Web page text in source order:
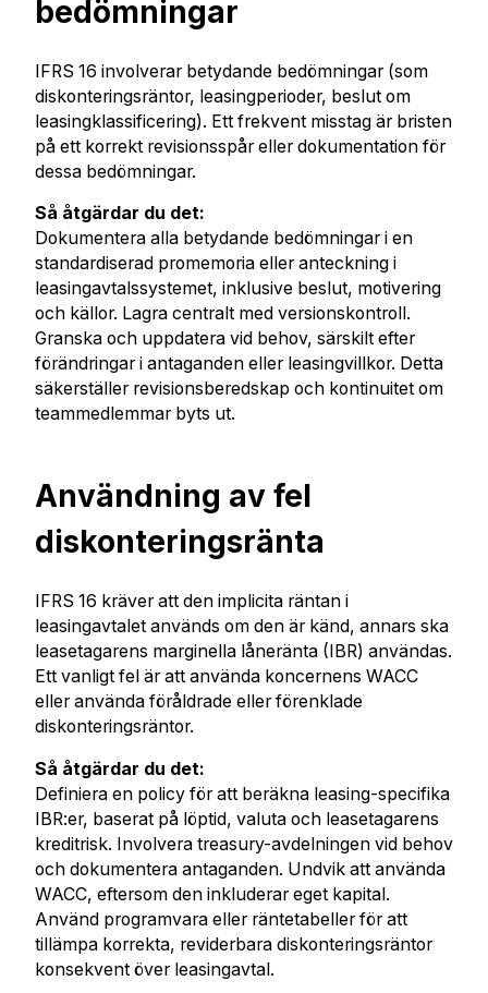
bedömningar
IFRS 16 involverar betydande bedömningar (som
diskonteringsräntor, leasingperioder, beslut om
leasingklassificering). Ett frekvent misstag är bristen
på ett korrekt revisionsspår eller dokumentation för
dessa bedömningar.
Så åtgärdar du det:
Dokumentera alla betydande bedömningar i en
standardiserad promemoria eller anteckning i
leasingavtalssystemet, inklusive beslut, motivering
och källor. Lagra centralt med versionskontroll.
Granska och uppdatera vid behov, särskilt efter
förändringar i antaganden eller leasingvillkor. Detta
säkerställer revisionsberedskap och kontinuitet om
teammedlemmar byts ut.
Användning av fel
diskonteringsränta
IFRS 16 kräver att den implicita räntan i
leasingavtalet används om den är känd, annars ska
leasetagarens marginella låneränta (IBR) användas.
Ett vanligt fel är att använda koncernens WACC
eller använda föråldrade eller förenklade
diskonteringsräntor.
Så åtgärdar du det:
Definiera en policy för att beräkna leasing-specifika
IBR:er, baserat på löptid, valuta och leasetagarens
kreditrisk. Involvera treasury-avdelningen vid behov
och dokumentera antaganden. Undvik att använda
WACC, eftersom den inkluderar eget kapital.
Använd programvara eller räntetabeller för att
tillämpa korrekta, reviderbara diskonteringsräntor
konsekvent över leasingavtal.